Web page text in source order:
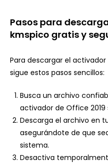
Pasos para
kmspico gratis y
Para descargar el
sigue estos pasos sencillos:
Busca un archivo
activador de Office 2019
Descarga el archivo en
asegurándote de que
sistema.
Desactiva